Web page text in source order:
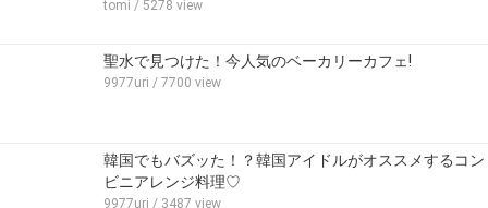
tomi / 5278 view
聖水で見つけた！今人気のベーカリーカフェ!
9977uri / 7700 view
韓国でもバズッた！？韓国アイドルがオススメするコン
ビニアレンジ料理♡
9977uri / 3487 view